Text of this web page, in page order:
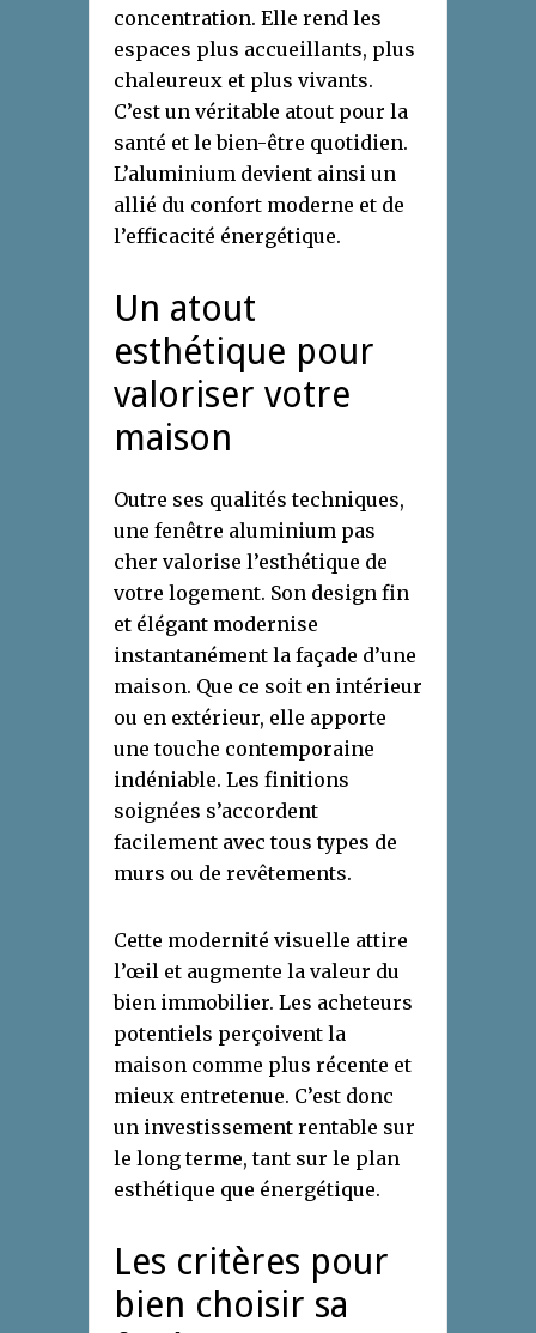
concentration. Elle rend les
espaces plus accueillants, plus
chaleureux et plus vivants.
C’est un véritable atout pour la
santé et le bien-être quotidien.
L’aluminium devient ainsi un
allié du confort moderne et de
l’efficacité énergétique.
Un atout
esthétique pour
valoriser votre
maison
Outre ses qualités techniques,
une fenêtre aluminium pas
cher valorise l’esthétique de
votre logement. Son design fin
et élégant modernise
instantanément la façade d’une
maison. Que ce soit en intérieur
ou en extérieur, elle apporte
une touche contemporaine
indéniable. Les finitions
soignées s’accordent
facilement avec tous types de
murs ou de revêtements.
Cette modernité visuelle attire
l’œil et augmente la valeur du
bien immobilier. Les acheteurs
potentiels perçoivent la
maison comme plus récente et
mieux entretenue. C’est donc
un investissement rentable sur
le long terme, tant sur le plan
esthétique que énergétique.
Les critères pour
bien choisir sa